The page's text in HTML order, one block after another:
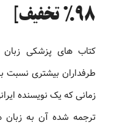
98% تخفیف]
کتاب های پزشکی زبان
طرفداران بیشتری نسبت
زمانی که یک نویسنده
ترجمه شده آن به زبان